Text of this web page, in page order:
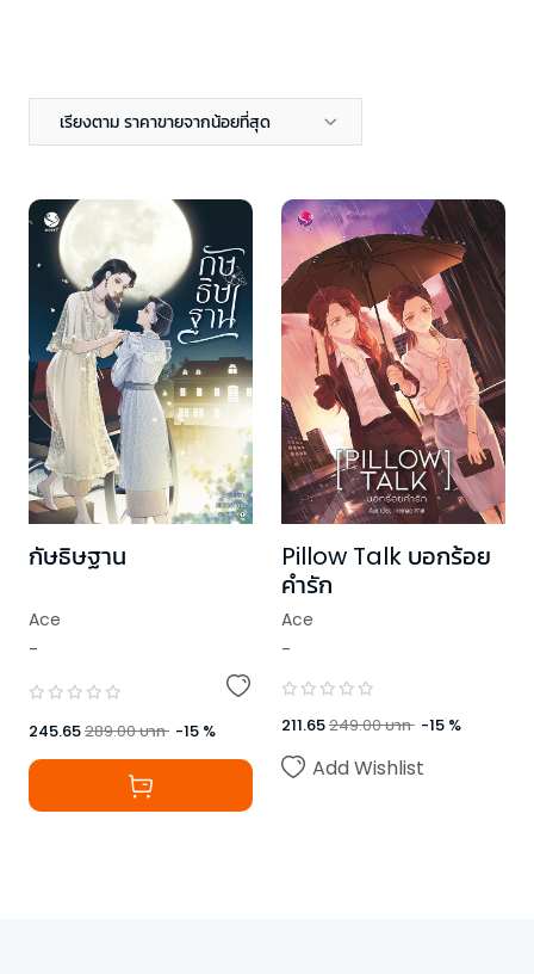
เรียงตาม ราคาขายจากน้อยที่สุด
กัษธิษฐาน
Ace
-
245.65289.00บาท -15 %
Pillow Talk บอกร้อย
คำรัก
Ace
-
211.65249.00บาท -15 %
Add Wishlist